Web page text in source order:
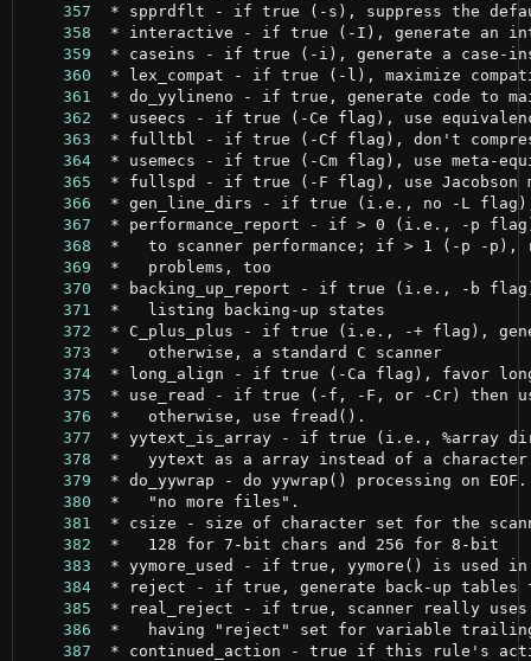
    357
    358
    359
    360
    361
    362
    363
    364
    365
    366
    367
    368
    369
    370
    371
    372
    373
  *   otherwise, a standard C scanner
    374
    375
    376
    377
    378
    379
    380
    381
    382
    383
    384
    385
    386
    387